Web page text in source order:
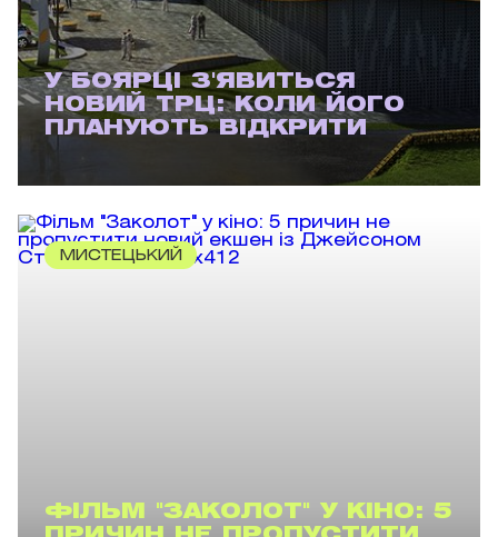
У БОЯРЦІ З'ЯВИТЬСЯ
НОВИЙ ТРЦ: КОЛИ ЙОГО
ПЛАНУЮТЬ ВІДКРИТИ
МИСТЕЦЬКИЙ
ФІЛЬМ "ЗАКОЛОТ" У КІНО: 5